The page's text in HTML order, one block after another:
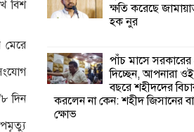
বিশ
মেরে
দিন
প্রকল্পের
শিখন ও অভিজ্ঞতা বিনিময় সভা
শ্যামনগরে
সিএমসির সাথে
মতবিনিময় সভা
ক্ষতি করেছে
হক নুর
পাঁচ মাসে
দিচ্ছেন, আপনারা
বছরে শহীদদের
করলেন না কেন: শহীদ জিসানের
ক্ষোভ